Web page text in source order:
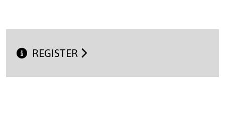
REGISTER